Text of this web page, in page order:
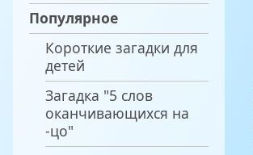
Популярное
Короткие загадки для
детей
Загадка "5 слов
оканчивающихся на
-цо"